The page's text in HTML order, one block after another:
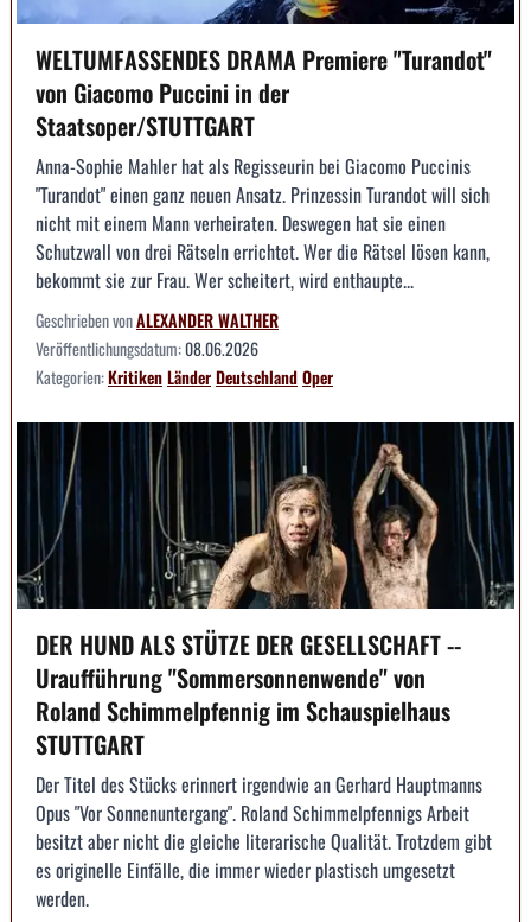
WELTUMFASSENDES DRAMA Premiere "Turandot"
von Giacomo Puccini in der
Staatsoper/STUTTGART
Anna-Sophie Mahler hat als Regisseurin bei Giacomo Puccinis
"Turandot" einen ganz neuen Ansatz. Prinzessin Turandot will sich
nicht mit einem Mann verheiraten. Deswegen hat sie einen
Schutzwall von drei Rätseln errichtet. Wer die Rätsel lösen kann,
bekommt sie zur Frau. Wer scheitert, wird enthaupte...
Geschrieben vonALEXANDER WALTHER
Veröffentlichungsdatum:08.06.2026
Kategorien:KritikenLänderDeutschlandOper
DER HUND ALS STÜTZE DER GESELLSCHAFT --
Uraufführung "Sommersonnenwende" von
Roland Schimmelpfennig im Schauspielhaus
STUTTGART
Der Titel des Stücks erinnert irgendwie an Gerhard Hauptmanns
Opus "Vor Sonnenuntergang". Roland Schimmelpfennigs Arbeit
besitzt aber nicht die gleiche literarische Qualität. Trotzdem gibt
es originelle Einfälle, die immer wieder plastisch umgesetzt
werden.